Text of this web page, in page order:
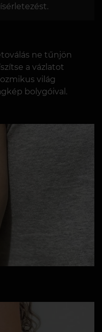
ne tűnjön
a vázlatot
világ
bolygóival.